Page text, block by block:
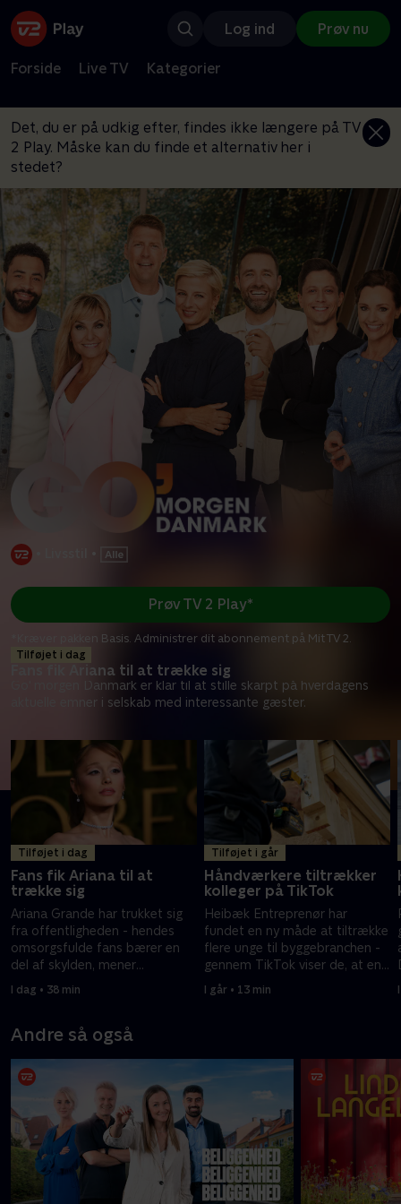
Log ind Prøv nu
Forside Live TV Kategorier
Det, du er på udkig efter, findes ikke længere på TV
2 Play. Måske kan du finde et alternativ her i
stedet?
Tilføjet i dag
Fans fik Ariana til at trække sig
Go' morgen Danmark er klar til at stille skarpt på hverdagens
aktuelle emner i selskab med interessante gæster.
Prøv TV 2 Play*
*Kræver pakken Basis. Administrer dit abonnement på Mit TV 2.
Tilføjet i dag
Fans fik Ariana til at
trække sig
Ariana Grande har trukket sig
fra offentligheden - hendes
omsorgsfulde fans bærer en
del af skylden, mener
I dag • 38 min
Tilføjet i går
Håndværkere tiltrækker
kolleger på TikTok
Heibæk Entreprenør har
fundet en ny måde at tiltrække
flere unge til byggebranchen -
gennem TikTok viser de, at en
byggeplads også indeholder
fællesskab og humor.
I går • 13 min
Andre så også